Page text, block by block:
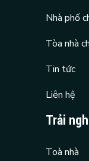
Nhà phố
Tòa nhà
Tin tức
Liên hệ
Trải
Toà nhà